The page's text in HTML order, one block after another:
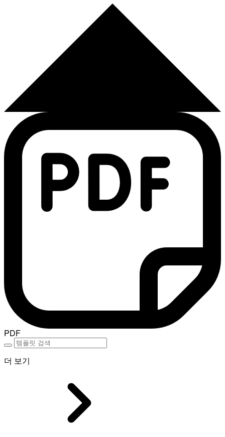
PDF
더 보기